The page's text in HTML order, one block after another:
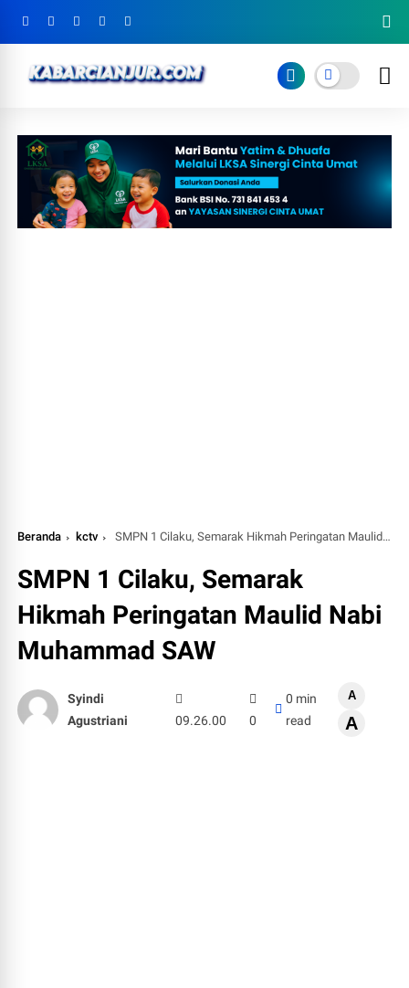
Beranda kctv SMPN 1 Cilaku, Semarak Hikmah Peringatan Maulid Nabi Muhammad SAW
SMPN 1 Cilaku, Semarak
Hikmah Peringatan Maulid Nabi
Muhammad SAW
Syindi
Agustriani
09.26.00 0
0 min
read
A
A